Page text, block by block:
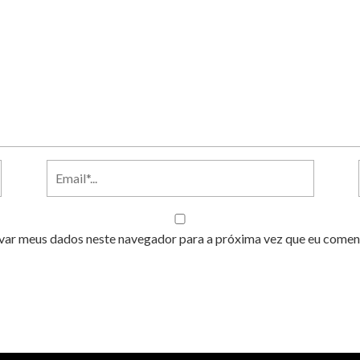
meus dados neste navegador para a próxima vez que eu